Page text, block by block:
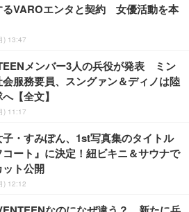
るVAROエンタと契約 女優活動を本
) 13:47
メンバー3人の兵役が発表 ミン
会服務要員、スングァン＆ディノは陸
【全文】
) 11:17
子・すみぽん、1st写真集のタイトル
コート』に決定！紐ビキニ＆サウナで
ト公開
) 12:12